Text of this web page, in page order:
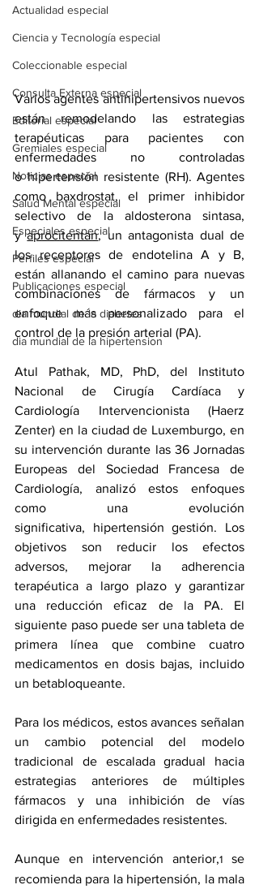
Actualidad especial
Ciencia y Tecnología especial
Coleccionable especial
Consulta Externa especial
Editorial especial
Gremiales especial
Noticias especial
Salud Mental especial
Especiales especial
Perfiles especial
Publicaciones especial
dia mundial de la diabetes
dia mundial de la hipertension
Varios agentes antihipertensivos nuevos
están remodelando las estrategias
terapéuticas para pacientes con
enfermedades no controladas
o hipertensión resistente (RH). Agentes
como baxdrostat, el primer inhibidor
selectivo de la aldosterona sintasa,
y aprocitentan, un antagonista dual de
los receptores de endotelina A y B,
están allanando el camino para nuevas
combinaciones de fármacos y un
enfoque más personalizado para el
control de la presión arterial (PA).
Atul Pathak, MD, PhD, del Instituto
Nacional de Cirugía Cardíaca y
Cardiología Intervencionista (Haerz
Zenter) en la ciudad de Luxemburgo, en
su intervención durante las 36 Jornadas
Europeas del Sociedad Francesa de
Cardiología, analizó estos enfoques
como una evolución
significativa, hipertensión gestión. Los
objetivos son reducir los efectos
adversos, mejorar la adherencia
terapéutica a largo plazo y garantizar
una reducción eficaz de la PA. El
siguiente paso puede ser una tableta de
primera línea que combine cuatro
medicamentos en dosis bajas, incluido
un betabloqueante.
Para los médicos, estos avances señalan
un cambio potencial del modelo
tradicional de escalada gradual hacia
estrategias anteriores de múltiples
fármacos y una inhibición de vías
dirigida en enfermedades resistentes.
Aunque en intervención anterior,1 se
recomienda para la hipertensión, la mala